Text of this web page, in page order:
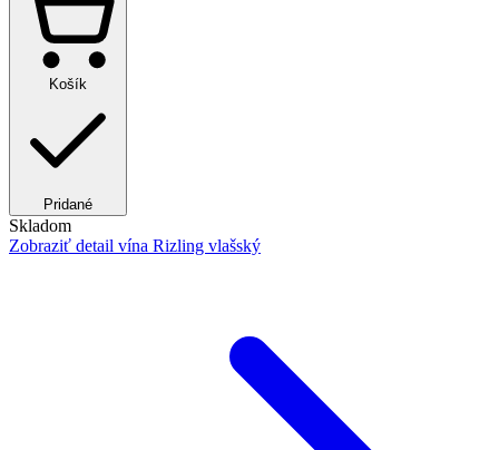
Košík
Pridané
Skladom
Zobraziť detail vína Rizling vlašský